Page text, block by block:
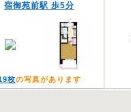
宿御苑前駅 歩5分
枚の写真があります